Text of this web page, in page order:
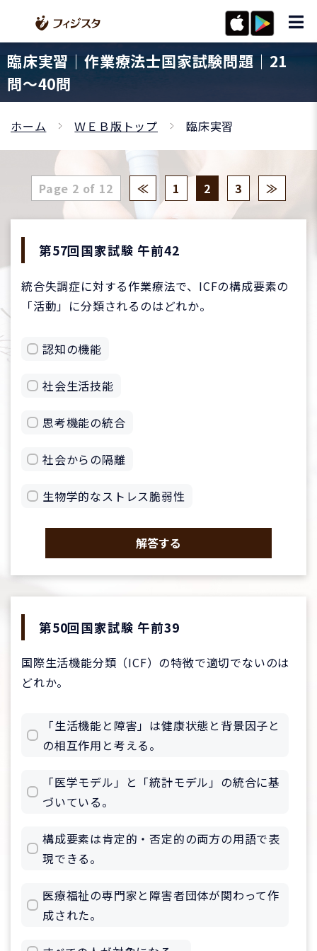
臨床実習｜作業療法士国家試験問題｜21
問〜40問
ホーム ＷＥＢ版トップ 臨床実習
Page 2 of 12 ≪ 1 2 3 ≫
第57回国家試験 午前42
統合失調症に対する作業療法で、ICFの構成要素の
「活動」に分類されるのはどれか。
認知の機能
社会生活技能
思考機能の統合
社会からの隔離
生物学的なストレス脆弱性
解答する
第50回国家試験 午前39
国際生活機能分類（ICF）の特徴で適切でないのは
どれか。
「生活機能と障害」は健康状態と背景因子と
の相互作用と考える。
「医学モデル」と「統計モデル」の統合に基
づいている。
構成要素は肯定的・否定的の両方の用語で表
現できる。
医療福祉の専門家と障害者団体が関わって作
成された。